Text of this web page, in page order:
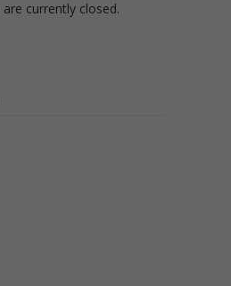
are currently closed.